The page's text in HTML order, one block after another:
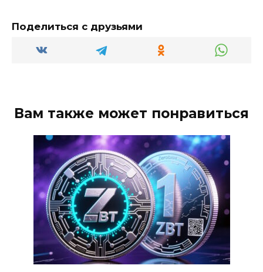
Поделиться с друзьями
Вам также может понравиться